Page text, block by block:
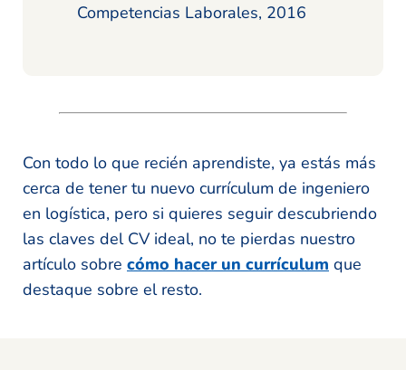
Competencias Laborales, 2016
Con todo lo que recién aprendiste, ya estás más
cerca de tener tu nuevo currículum de ingeniero
en logística, pero si quieres seguir descubriendo
las claves del CV ideal, no te pierdas nuestro
artículo sobre cómo hacer un currículum que
destaque sobre el resto.